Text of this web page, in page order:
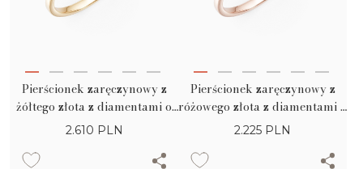
Pierścionek zaręczynowy z
żółtego złota z diamentami o
masie 0.1ct
2.610 PLN
Pierścionek zaręczynowy z
różowego złota z diamentami o
masie 0.1ct
2.225 PLN